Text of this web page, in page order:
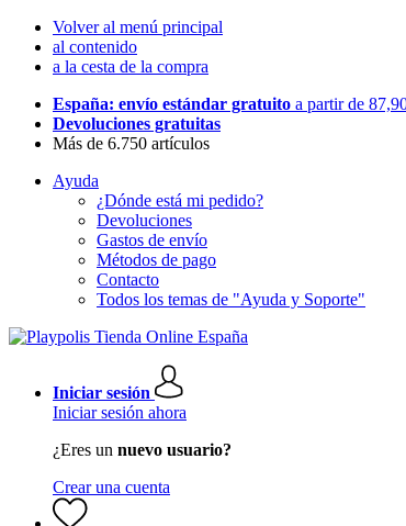
Volver al menú principal
al contenido
a la cesta de la compra
España: envío estándar gratuito a partir de
Devoluciones gratuitas
Más de 6.750 artículos
Ayuda
¿Dónde está mi pedido?
Devoluciones
Gastos de envío
Métodos de pago
Contacto
Todos los temas de "Ayuda y Soporte"
Iniciar sesión
Iniciar sesión ahora
¿Eres un nuevo usuario?
Crear una cuenta